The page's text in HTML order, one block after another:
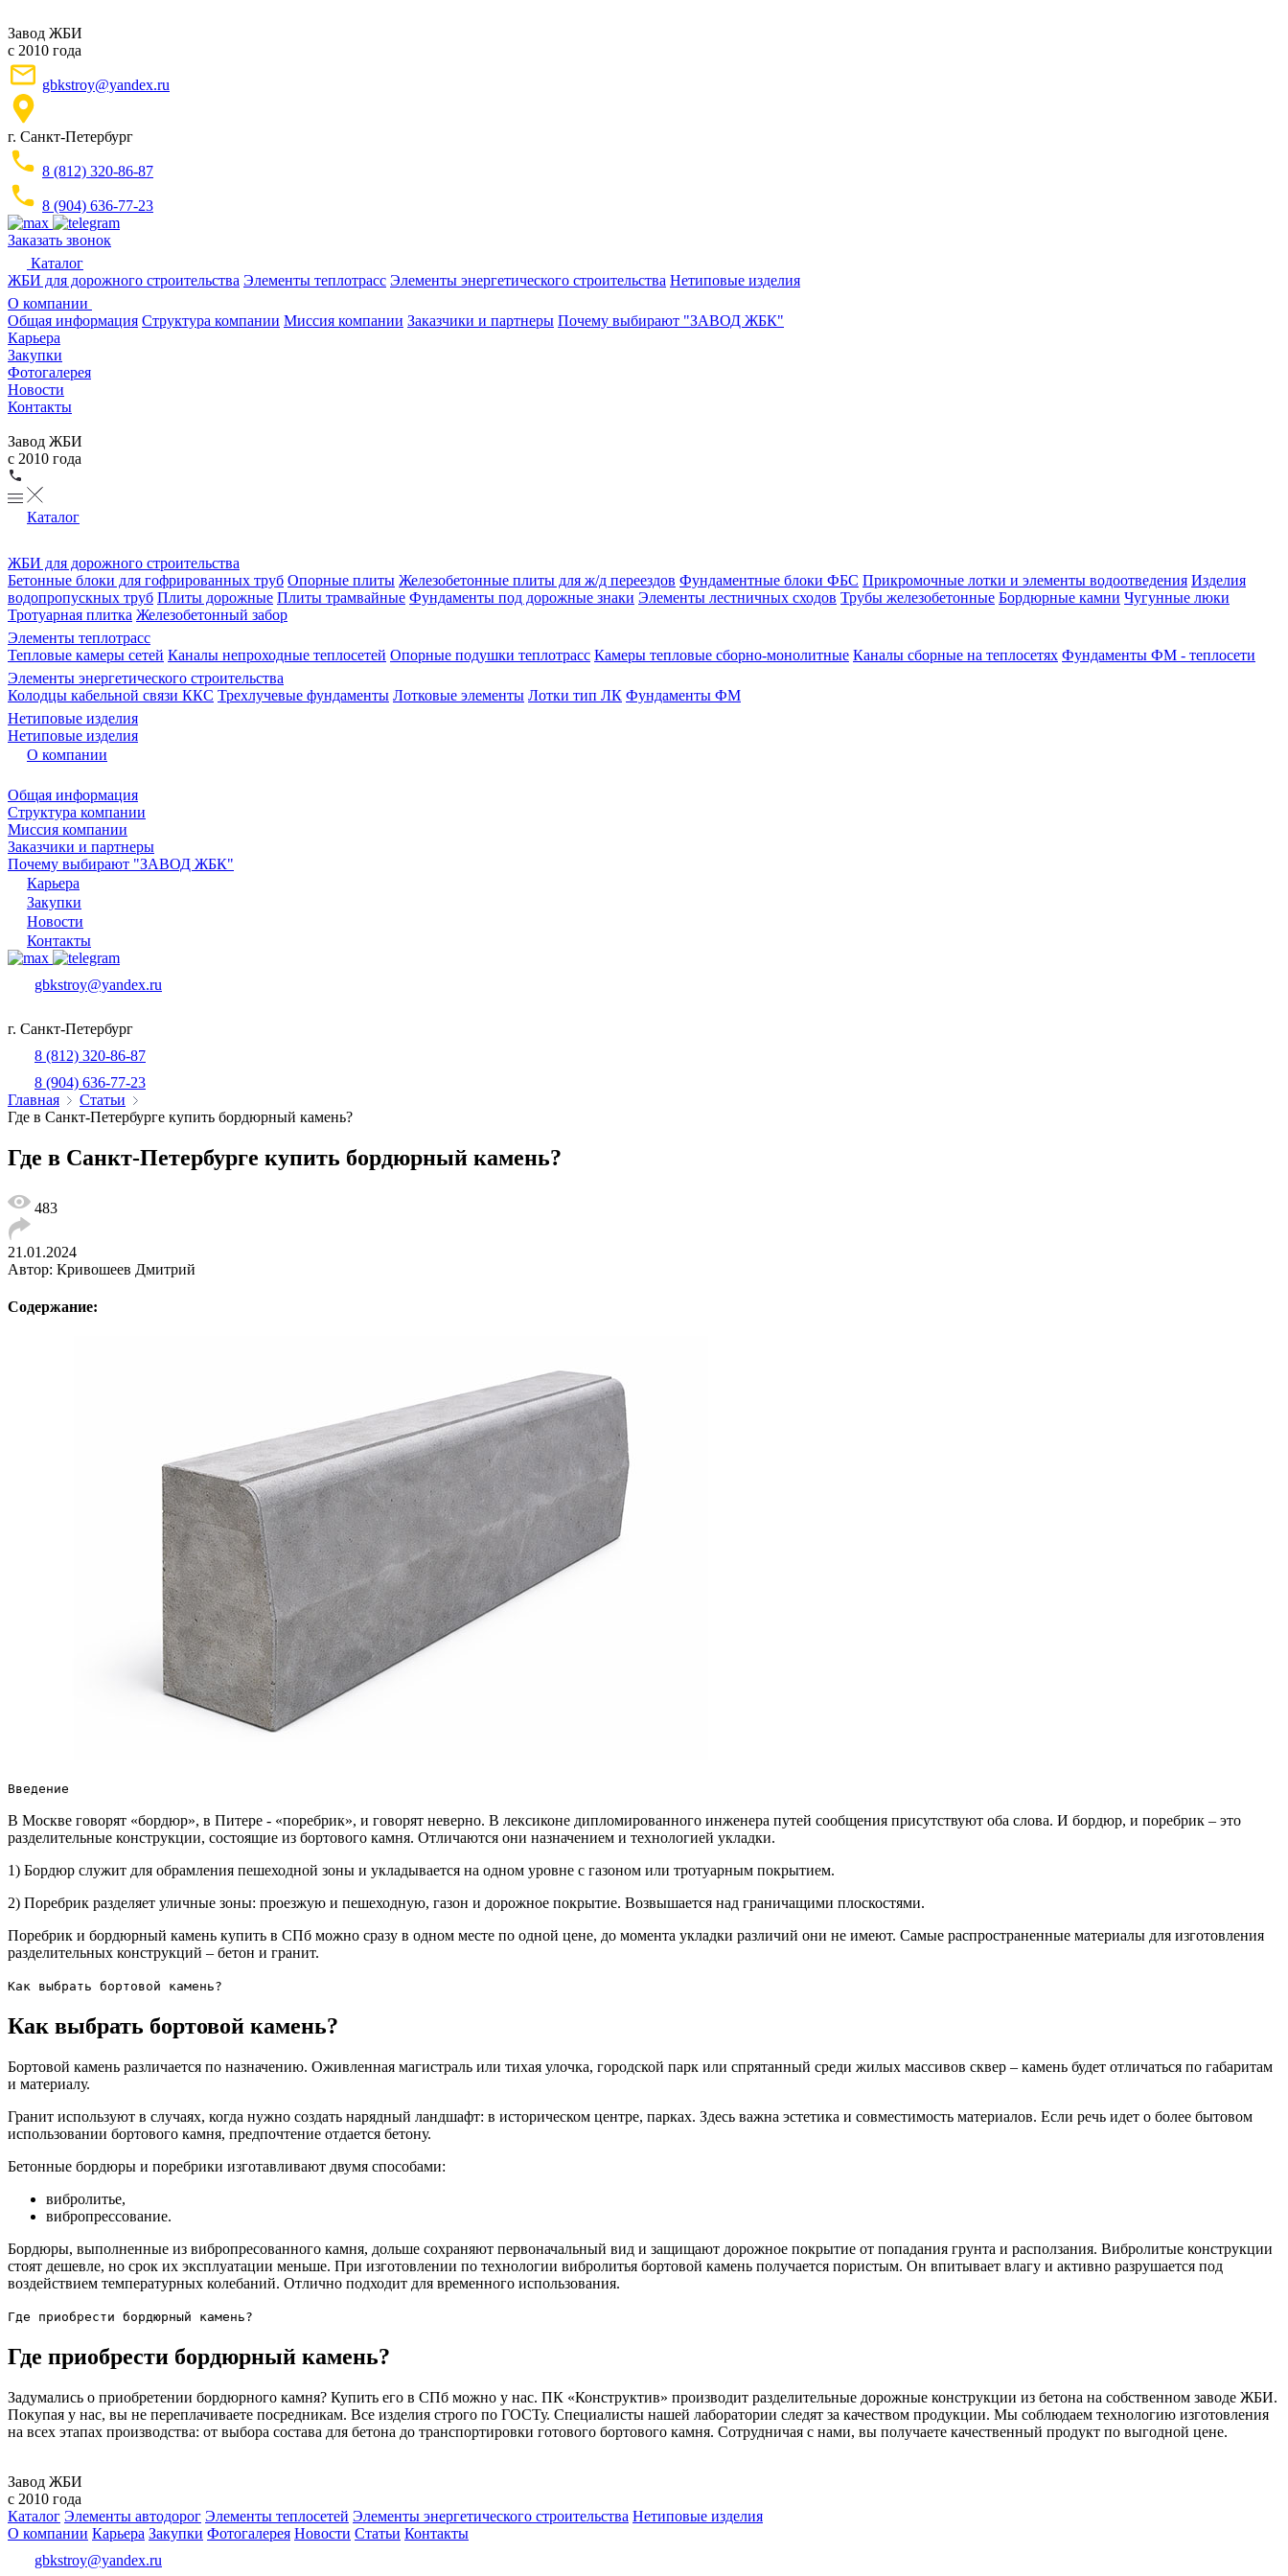
Завод ЖБИ
с 2010 года
gbkstroy@yandex.ru
г. Санкт-Петербург
8 (812) 320-86-87
8 (904) 636-77-23
Заказать звонок
Каталог
ЖБИ для дорожного строительства Элементы теплотрасс Элементы энергетического строительства Нетиповые изделия
О компании
Общая информация Структура компании Миссия компании Заказчики и партнеры Почему выбирают "ЗАВОД ЖБК"
Карьера
Закупки
Фотогалерея
Новости
Контакты
Завод ЖБИ
с 2010 года
Каталог
ЖБИ для дорожного строительства
Бетонные блоки для гофрированных труб Опорные плиты Железобетонные плиты для ж/д переездов Фундаментные блоки ФБС Прикромочные лотки и элементы водоотведения Изделия
водопропускных труб Плиты дорожные Плиты трамвайные Фундаменты под дорожные знаки Элементы лестничных сходов Трубы железобетонные Бордюрные камни Чугунные люки
Тротуарная плитка Железобетонный забор
Элементы теплотрасс
Тепловые камеры сетей Каналы непроходные теплосетей Опорные подушки теплотрасс Камеры тепловые сборно-монолитные Каналы сборные на теплосетях Фундаменты ФМ - теплосети
Элементы энергетического строительства
Колодцы кабельной связи ККС Трехлучевые фундаменты Лотковые элементы Лотки тип ЛК Фундаменты ФМ
Нетиповые изделия
Нетиповые изделия
О компании
Общая информация
Структура компании
Миссия компании
Заказчики и партнеры
Почему выбирают "ЗАВОД ЖБК"
Карьера
Закупки
Новости
Контакты
gbkstroy@yandex.ru
г. Санкт-Петербург
8 (812) 320-86-87
8 (904) 636-77-23
Главная
Статьи
Где в Санкт-Петербурге купить бордюрный камень?
Где в Санкт-Петербурге купить бордюрный камень?
483
21.01.2024
Автор: Кривошеев Дмитрий
Содержание:
Введение
В Москве говорят «бордюр», в Питере - «поребрик», и говорят неверно. В лексиконе дипломированного инженера путей сообщения присутствуют оба слова. И бордюр, и поребрик – это
разделительные конструкции, состоящие из бортового камня. Отличаются они назначением и технологией укладки.
1) Бордюр служит для обрамления пешеходной зоны и укладывается на одном уровне с газоном или тротуарным покрытием.
2) Поребрик разделяет уличные зоны: проезжую и пешеходную, газон и дорожное покрытие. Возвышается над граничащими плоскостями.
Поребрик и бордюрный камень купить в СПб можно сразу в одном месте по одной цене, до момента укладки различий они не имеют. Самые распространенные материалы для изготовления
разделительных конструкций – бетон и гранит.
Как выбрать бортовой камень?
Как выбрать бортовой камень?
Бортовой камень различается по назначению. Оживленная магистраль или тихая улочка, городской парк или спрятанный среди жилых массивов сквер – камень будет отличаться по габаритам
и материалу.
Гранит используют в случаях, когда нужно создать нарядный ландшафт: в историческом центре, парках. Здесь важна эстетика и совместимость материалов. Если речь идет о более бытовом
использовании бортового камня, предпочтение отдается бетону.
Бетонные бордюры и поребрики изготавливают двумя способами:
вибролитье,
вибропрессование.
Бордюры, выполненные из вибропресованного камня, дольше сохраняют первоначальный вид и защищают дорожное покрытие от попадания грунта и расползания. Вибролитые конструкции
стоят дешевле, но срок их эксплуатации меньше. При изготовлении по технологии вибролитья бортовой камень получается пористым. Он впитывает влагу и активно разрушается под
воздействием температурных колебаний. Отлично подходит для временного использования.
Где приобрести бордюрный камень?
Где приобрести бордюрный камень?
Задумались о приобретении бордюрного камня? Купить его в СПб можно у нас. ПК «Конструктив» производит разделительные дорожные конструкции из бетона на собственном заводе ЖБИ.
Покупая у нас, вы не переплачиваете посредникам. Все изделия строго по ГОСТу. Специалисты нашей лаборатории следят за качеством продукции. Мы соблюдаем технологию изготовления
на всех этапах производства: от выбора состава для бетона до транспортировки готового бортового камня. Сотрудничая с нами, вы получаете качественный продукт по выгодной цене.
Завод ЖБИ
с 2010 года
Каталог Элементы автодорог Элементы теплосетей Элементы энергетического строительства Нетиповые изделия
О компании Карьера Закупки Фотогалерея Новости Статьи Контакты
gbkstroy@yandex.ru